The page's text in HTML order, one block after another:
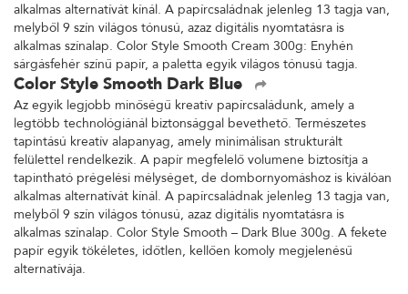
alkalmas alternatívát kínál. A papírcsaládnak jelenleg 13 tagja van,
melyből 9 szín világos tónusú, azaz digitális nyomtatásra is
alkalmas színalap. Color Style Smooth Cream 300g: Enyhén
sárgásfehér színű papír, a paletta egyik világos tónusú tagja.
Color Style Smooth Dark Blue
Az egyik legjobb minőségű kreatív papírcsaládunk, amely a
legtöbb technológiánál biztonsággal bevethető. Természetes
tapintású kreatív alapanyag, amely minimálisan strukturált
felülettel rendelkezik. A papír megfelelő volumene biztosítja a
tapintható prégelési mélységet, de dombornyomáshoz is kiválóan
alkalmas alternatívát kínál. A papírcsaládnak jelenleg 13 tagja van,
melyből 9 szín világos tónusú, azaz digitális nyomtatásra is
alkalmas színalap. Color Style Smooth – Dark Blue 300g. A fekete
papír egyik tökéletes, időtlen, kellően komoly megjelenésű
alternatívája.